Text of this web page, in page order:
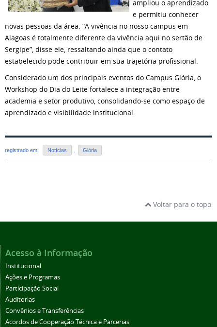
ampliou o aprendizado
e permitiu conhecer
novas pessoas da área. “A vivência no nosso campus em
Alagoas é totalmente diferente da vivência aqui no sertão de
Sergipe”, disse ele, ressaltando ainda que o contato
estabelecido pode contribuir em sua trajetória profissional.
Considerado um dos principais eventos do Campus Glória, o
Workshop do Dia do Leite fortalece a integração entre
academia e setor produtivo, consolidando-se como espaço de
aprendizado e visibilidade institucional.
registrado em: Notícias Glória
Voltar para o topo
Acesso à Informação
Institucional
Ações e Programas
Participação Social
Auditorias
Convênios e Transferências
Acordos de Cooperação Técnica e Parcerias